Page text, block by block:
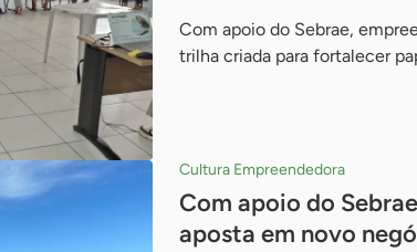
Com apoio do Sebrae,
trilha criada para fortalecer
Cultura Empreendedora
Com apoio do
aposta em novo